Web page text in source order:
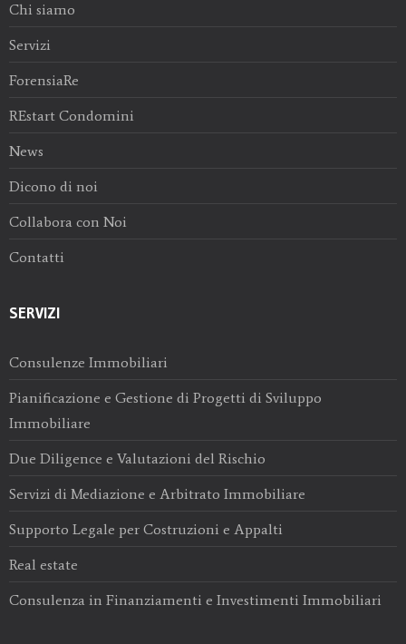
Chi siamo
Servizi
ForensiaRe
REstart Condomini
News
Dicono di noi
Collabora con Noi
Contatti
SERVIZI
Consulenze Immobiliari
Pianificazione e Gestione di Progetti di Sviluppo
Immobiliare
Due Diligence e Valutazioni del Rischio
Servizi di Mediazione e Arbitrato Immobiliare
Supporto Legale per Costruzioni e Appalti
Real estate
Consulenza in Finanziamenti e Investimenti Immobiliari